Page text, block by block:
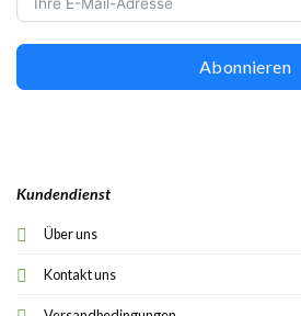
Kundendienst
Über uns
Kontakt uns
Abonnieren